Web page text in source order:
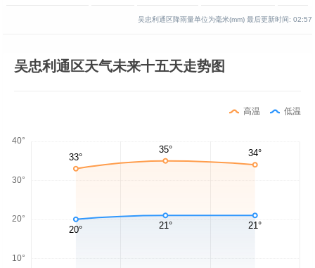
吴忠利通区降雨量单位为毫米(mm) 最后更新时间: 02:57
吴忠利通区天气未来十五天走势图
高温 低温